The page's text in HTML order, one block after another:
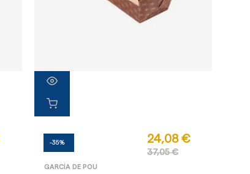
-35% 24,08 €
37,05 €
GARCÍA DE POU